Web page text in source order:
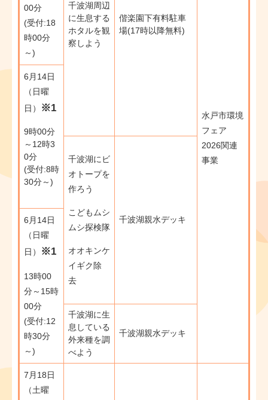
00分
(受付:18
時00分
～)
千波湖周辺
に生息する
ホタルを観
察しよう
偕楽園下有料駐車
場(17時以降無料)
水戸市環境
フェア
2026関連
事業
6月14日
（日曜
日）
※1
​9時00分
～12時3
0分
(受付:8時
30分～)​
千波湖にビ
オトープを
作ろう
こどもムシ
ムシ探検隊
オオキンケ
イギク除
去
千波湖親水デッキ
6月14日
（日曜
日）
※1
​13時00
分～15時
00分
(受付:12
時30分
～)
千波湖に生
息している
外来種を調
べよう
千波湖親水デッキ
7月18日
（土曜